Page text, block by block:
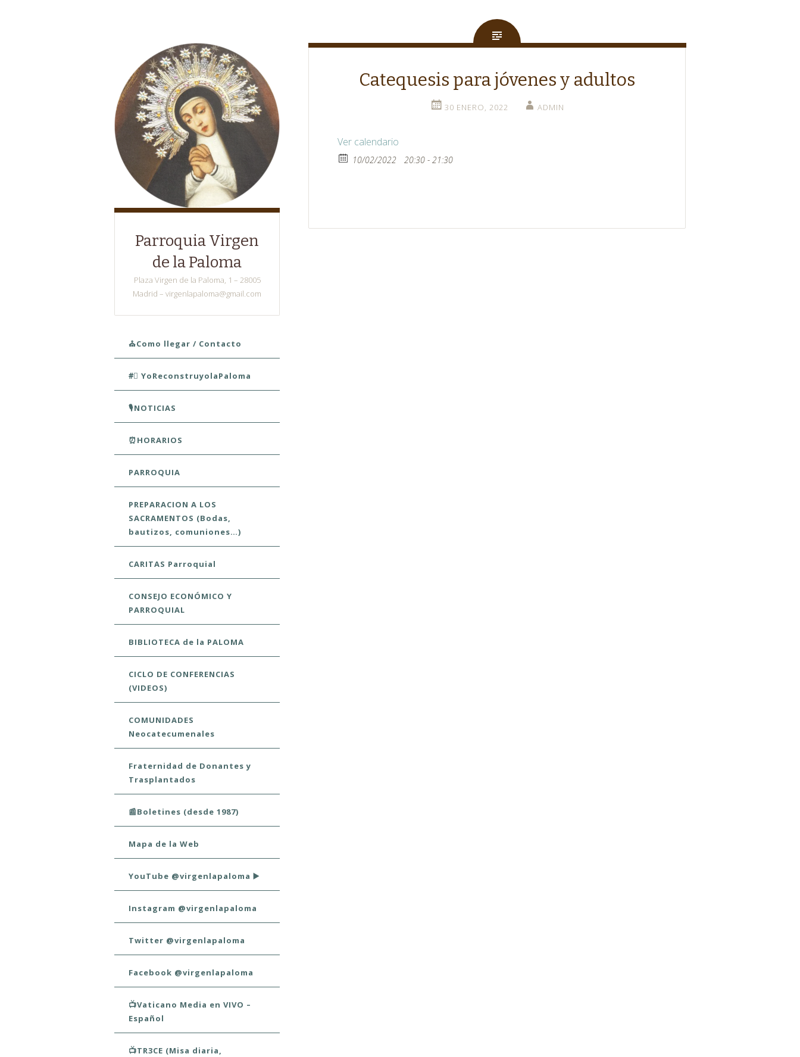
Parroquia Virgen
de la Paloma
Plaza Virgen de la Paloma, 1 – 28005
Madrid – virgenlapaloma@gmail.com
Skip to content
⛪Como llegar / Contacto
#⃣ YoReconstruyolaPaloma
🎙️NOTICIAS
⏰HORARIOS
PARROQUIA
PREPARACION A LOS
SACRAMENTOS (Bodas,
bautizos, comuniones…)
CARITAS Parroquial
CONSEJO ECONÓMICO Y
PARROQUIAL
BIBLIOTECA de la PALOMA
CICLO DE CONFERENCIAS
(VIDEOS)
COMUNIDADES
Neocatecumenales
Fraternidad de Donantes y
Trasplantados
📰Boletines (desde 1987)
Mapa de la Web
YouTube @virgenlapaloma ▶️
Instagram @virgenlapaloma
Twitter @virgenlapaloma
Facebook @virgenlapaloma
📺Vaticano Media en VIVO –
Español
📺TR3CE (Misa diaria,
Catequesis para jóvenes y adultos
30 ENERO, 2022 ADMIN
Ver calendario
10/02/2022 20:30 - 21:30